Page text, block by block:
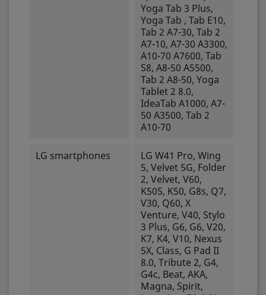
Yoga Tab 3 Plus,
Yoga Tab , Tab E10,
Tab 2 A7-30, Tab 2
A7-10, A7-30 A3300,
A10-70 A7600, Tab
S8, A8-50 A5500,
Tab 2 A8-50, Yoga
Tablet 2 8.0,
IdeaTab A1000, A7-
50 A3500, Tab 2
A10-70
LG smartphones
LG W41 Pro, Wing
5, Velvet 5G, Folder
2, Velvet, V60,
K50S, K50, G8s, Q7,
V30, Q60, X
Venture, V40, Stylo
3 Plus, G6, G6, V20,
K7, K4, V10, Nexus
5X, Class, G Pad II
8.0, Tribute 2, G4,
G4c, Beat, AKA,
Magna, Spirit,